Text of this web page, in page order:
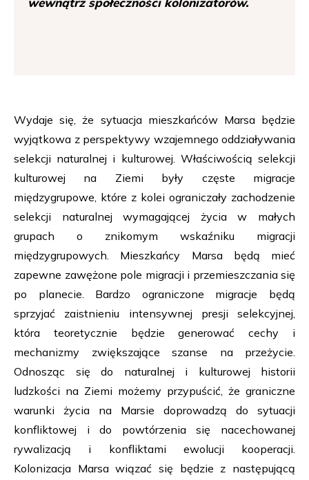
Wydaje się, że sytuacja mieszkańców Marsa będzie
wyjątkowa z perspektywy wzajemnego oddziaływania
selekcji naturalnej i kulturowej. Właściwością selekcji
kulturowej na Ziemi były częste migracje
międzygrupowe, które z kolei ograniczały zachodzenie
selekcji naturalnej wymagającej życia w małych
grupach o znikomym wskaźniku migracji
międzygrupowych. Mieszkańcy Marsa będą mieć
zapewne zawężone pole migracji i przemieszczania się
po planecie. Bardzo ograniczone migracje będą
sprzyjać zaistnieniu intensywnej presji selekcyjnej,
która teoretycznie będzie generować cechy i
mechanizmy zwiększające szanse na przeżycie.
Odnosząc się do naturalnej i kulturowej historii
ludzkości na Ziemi możemy przypuścić, że graniczne
warunki życia na Marsie doprowadzą do sytuacji
konfliktowej i do powtórzenia się nacechowanej
rywalizacją i konfliktami ewolucji kooperacji.
Kolonizacja Marsa wiązać się będzie z następującą